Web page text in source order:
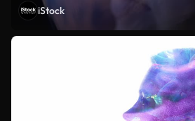
iStock